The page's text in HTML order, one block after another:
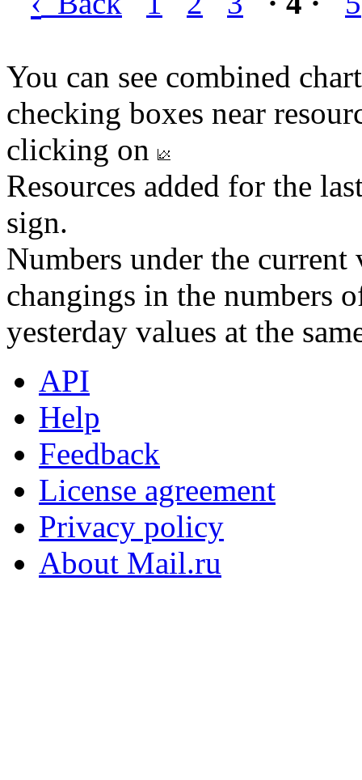
You can see combined
checking boxes near
clicking on
Resources added for the
sign.
Numbers under the
changings in the numbers
yesterday values at the
API
Help
Feedback
License agreement
Privacy policy
About Mail.ru